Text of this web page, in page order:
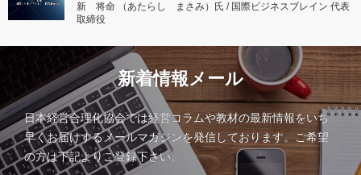
新 将命 （あたらし まさみ）氏 / 国際ビジネスブレイン 代表
取締役
新着情報メール
日本経営合理化協会では経営コラムや教材の最新情報をいち
早くお届けするメールマガジンを発信しております。ご希望
の方は下記よりご登録下さい。